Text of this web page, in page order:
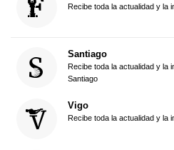
Recibe toda la actualidad y la
Santiago
Recibe toda la actualidad y la
Santiago
Vigo
Recibe toda la actualidad y la